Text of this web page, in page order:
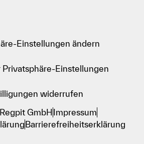
Einstellungen ändern
Privatsphäre-Einstellungen
widerrufen
GmbHImpressum
Barrierefreiheitserklärung